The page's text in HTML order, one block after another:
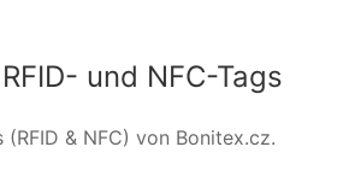
und NFC-Tags